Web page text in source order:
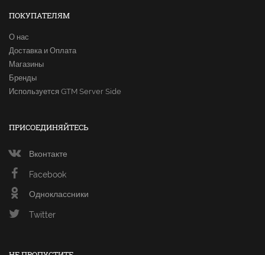
ПОКУПАТЕЛЯМ
О нас
Доставка и Оплата
Магазины
Бренды
Используется GTM Server Side
ПРИСОЕДИНЯЙТЕСЬ
Вконтакте
Facebook
Одноклассники
Twitter